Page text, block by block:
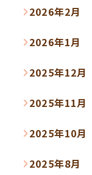
2026年2月
2026年1月
2025年12月
2025年11月
2025年10月
2025年8月